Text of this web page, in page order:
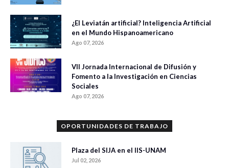
¿El Leviatán artificial? Inteligencia Artificial
en el Mundo Hispanoamericano
Ago 07, 2026
VII Jornada Internacional de Difusión y
Fomento a la Investigación en Ciencias
Sociales
Ago 07, 2026
OPORTUNIDADES DE TRABAJO
Plaza del SIJA en el IIS-UNAM
Jul 02, 2026